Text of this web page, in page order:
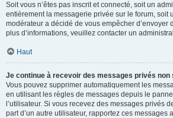
Soit vous n’êtes pas inscrit et connecté, soit un
entièrement la messagerie privée sur le forum, soit
modérateur a décidé de vous empêcher d’envoyer
plus d’informations, veuillez contacter un
Haut
Je continue à recevoir des messages privés non
Vous pouvez supprimer automatiquement les
en utilisant les règles de messages depuis le
l’utilisateur. Si vous recevez des messages privés
part d’un autre utilisateur, rapportez ces messages